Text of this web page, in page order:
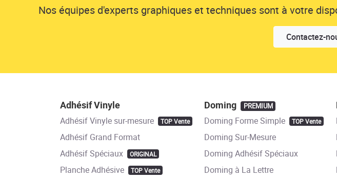
Nos équipes d'experts graphiques et techniques sont à votre
Contactez-
Adhésif Vinyle
Adhésif Vinyle sur-mesure TOP Vente
Adhésif Grand Format
Adhésif Spéciaux
ORIGINAL
Planche Adhésive TOP Vente
Doming PREMIUM
Doming Forme Simple TOP Vente
Doming Sur-Mesure
Doming Adhésif Spéciaux
Doming à La Lettre